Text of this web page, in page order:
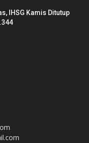
IHSG Kamis Ditutup